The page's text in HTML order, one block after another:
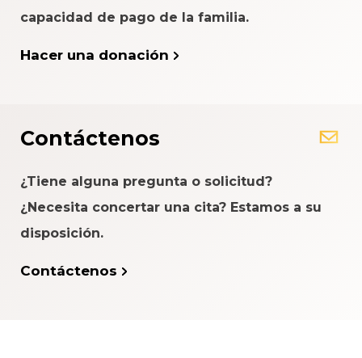
capacidad de pago de la familia.
Hacer una donación
Contáctenos
¿Tiene alguna pregunta o solicitud?
¿Necesita concertar una cita? Estamos a su
disposición.
Contáctenos